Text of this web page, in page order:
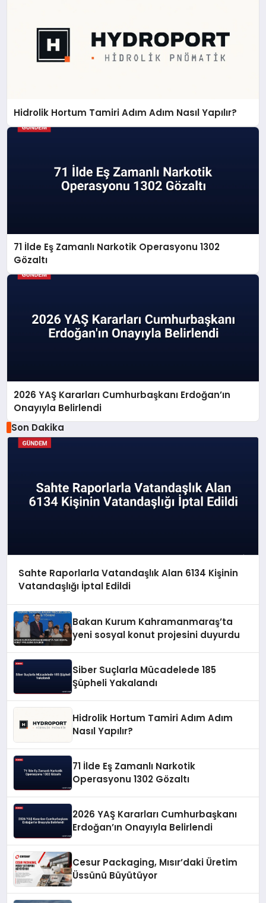
Hidrolik Hortum Tamiri Adım Adım Nasıl Yapılır?
71 İlde Eş Zamanlı Narkotik Operasyonu 1302
Gözaltı
2026 YAŞ Kararları Cumhurbaşkanı Erdoğan’ın
Onayıyla Belirlendi
Son Dakika
Sahte Raporlarla Vatandaşlık Alan 6134 Kişinin
Vatandaşlığı İptal Edildi
Bakan Kurum Kahramanmaraş’ta
yeni sosyal konut projesini duyurdu
Siber Suçlarla Mücadelede 185
Şüpheli Yakalandı
Hidrolik Hortum Tamiri Adım Adım
Nasıl Yapılır?
71 İlde Eş Zamanlı Narkotik
Operasyonu 1302 Gözaltı
2026 YAŞ Kararları Cumhurbaşkanı
Erdoğan’ın Onayıyla Belirlendi
Cesur Packaging, Mısır’daki Üretim
Üssünü Büyütüyor